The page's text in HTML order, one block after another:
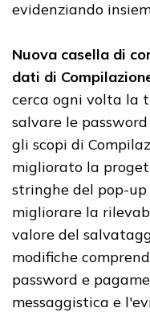
Nuova casella di
dati di
cerca ogni volta la
salvare le
gli scopi di
migliorato la
stringhe del pop-
migliorare la
valore del
modifiche
password e
messaggistica e